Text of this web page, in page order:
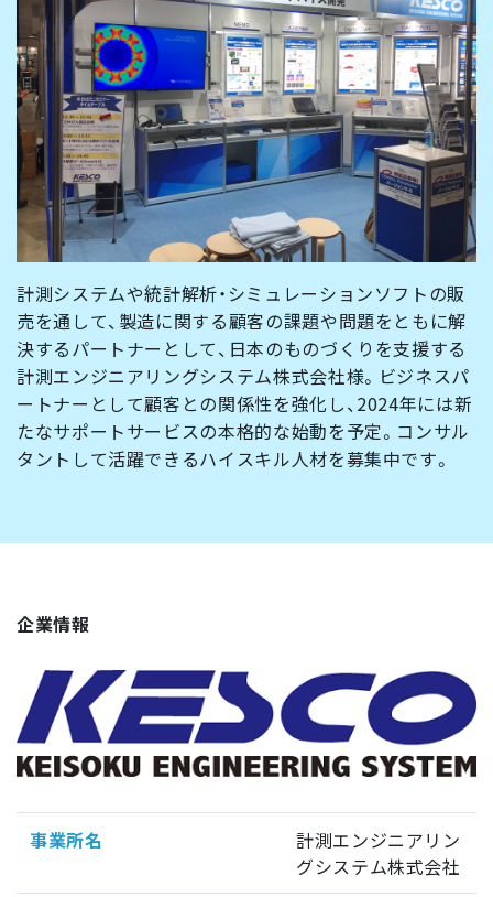
計測システムや統計解析・シミュレーションソフトの販
売を通して、製造に関する顧客の課題や問題をともに解
決するパートナーとして、日本のものづくりを支援する
計測エンジニアリングシステム株式会社様。ビジネスパ
ートナーとして顧客との関係性を強化し、2024年には新
たなサポートサービスの本格的な始動を予定。コンサル
タントして活躍できるハイスキル人材を募集中です。
企業情報
事業所名
計測エンジニアリン
グシステム株式会社